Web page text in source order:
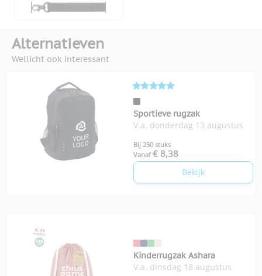
Alternatieven
Wellicht ook interessant
Sportieve rugzak
V.a. donderdag 13 augustus
Bij 250 stuks
Vanaf € 8,38
Bekijk
Kinderrugzak Ashara
V.a. dinsdag 18 augustus